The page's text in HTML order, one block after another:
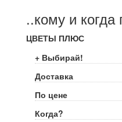
..кому и когда
ЦВЕТЫ ПЛЮС
+ Выбирай!
Доставка
По цене
Когда?